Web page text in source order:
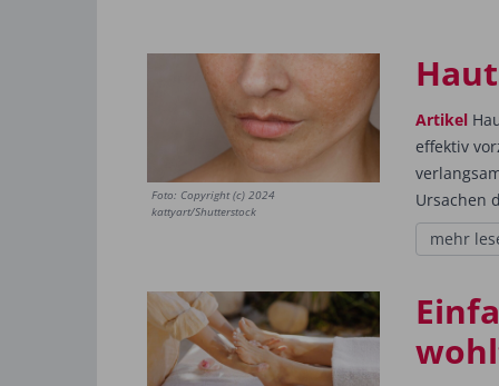
Foto: Copyright (c) 2024
kattyart/Shutterstock
Artikel
effektiv
Ursachen
mehr